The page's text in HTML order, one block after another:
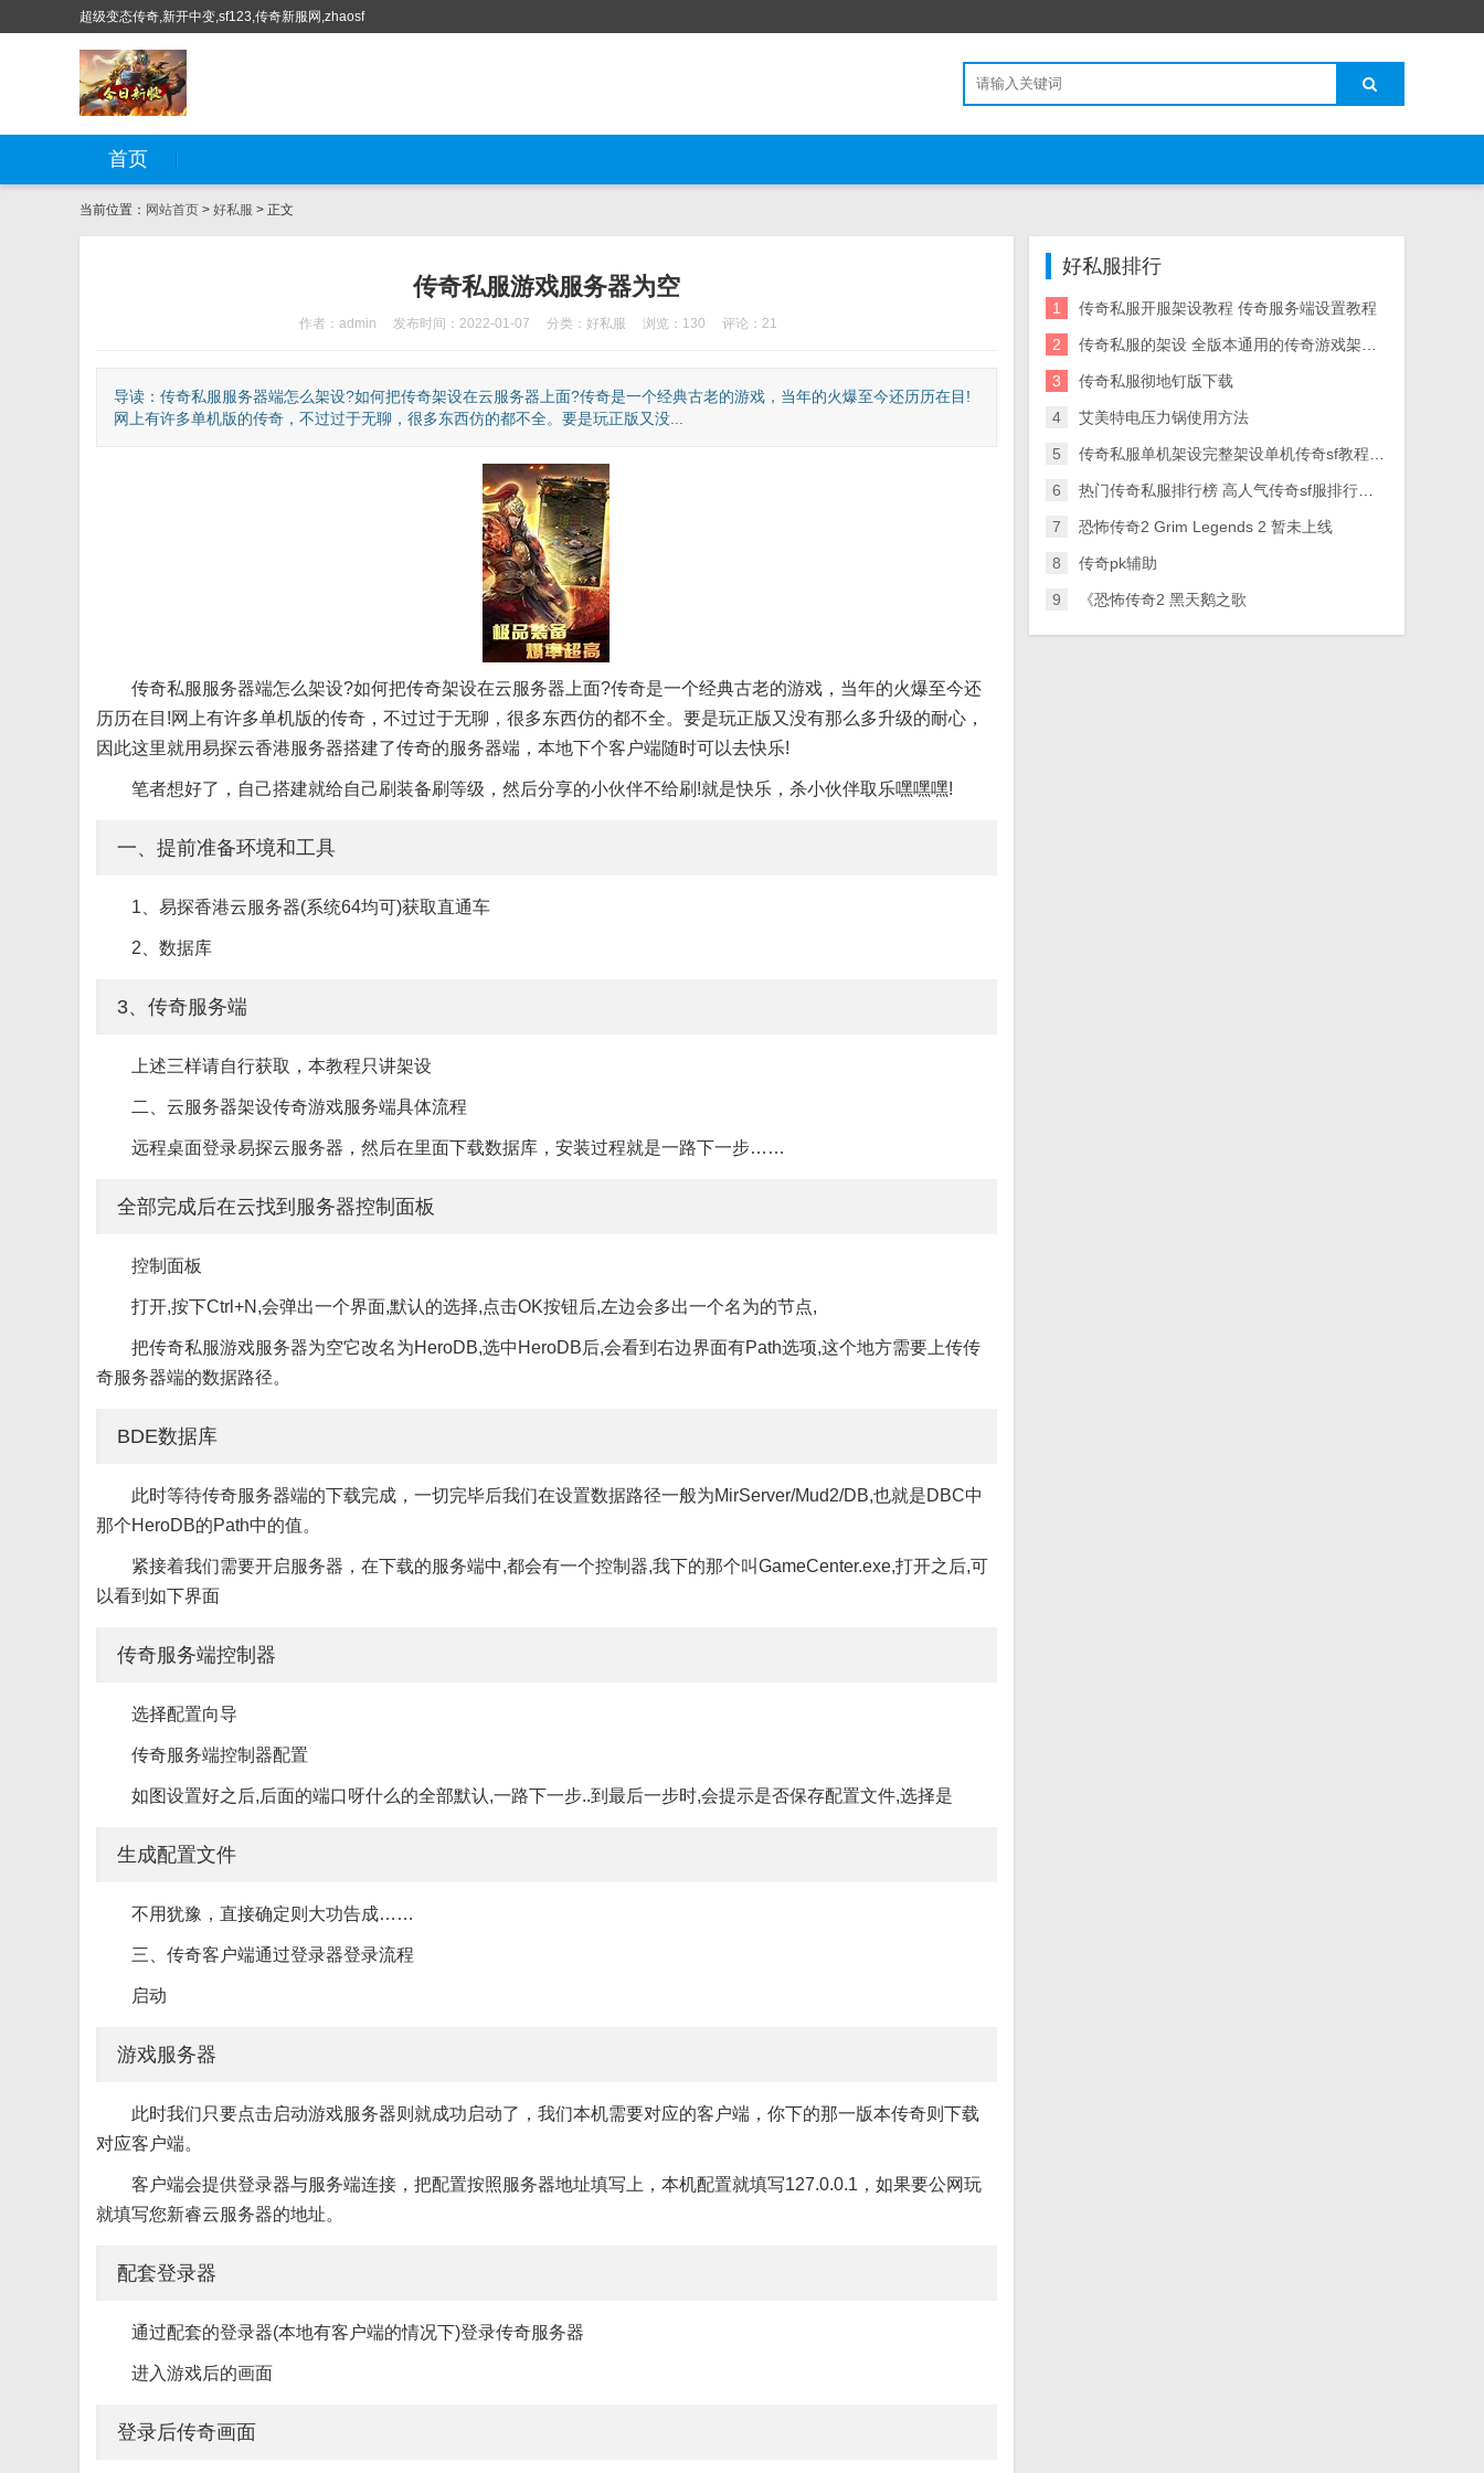
超级变态传奇,新开中变,sf123,传奇新服网,zhaosf
首页
当前位置： 网站首页 > 好私服 > 正文
传奇私服游戏服务器为空
作者：admin 发布时间：2022-01-07 分类： 好私服 浏览：130 评论：21
导读：传奇私服服务器端怎么架设?如何把传奇架设在云服务器上面?传奇是一个经典古老的游戏，当年的火爆至今还历历在目!
网上有许多单机版的传奇，不过过于无聊，很多东西仿的都不全。要是玩正版又没...
传奇私服服务器端怎么架设?如何把传奇架设在云服务器上面?传奇是一个经典古老的游戏，当年的火爆至今还
历历在目!网上有许多单机版的传奇，不过过于无聊，很多东西仿的都不全。要是玩正版又没有那么多升级的耐心，
因此这里就用易探云香港服务器搭建了传奇的服务器端，本地下个客户端随时可以去快乐!
笔者想好了，自己搭建就给自己刷装备刷等级，然后分享的小伙伴不给刷!就是快乐，杀小伙伴取乐嘿嘿嘿!
一、提前准备环境和工具
1、易探香港云服务器(系统64均可)获取直通车
2、数据库
3、传奇服务端
上述三样请自行获取，本教程只讲架设
二、云服务器架设传奇游戏服务端具体流程
远程桌面登录易探云服务器，然后在里面下载数据库，安装过程就是一路下一步……
全部完成后在云找到服务器控制面板
控制面板
打开,按下Ctrl+N,会弹出一个界面,默认的选择,点击OK按钮后,左边会多出一个名为的节点,
把传奇私服游戏服务器为空它改名为HeroDB,选中HeroDB后,会看到右边界面有Path选项,这个地方需要上传传
奇服务器端的数据路径。
BDE数据库
此时等待传奇服务器端的下载完成，一切完毕后我们在设置数据路径一般为MirServer/Mud2/DB,也就是DBC中
那个HeroDB的Path中的值。
紧接着我们需要开启服务器，在下载的服务端中,都会有一个控制器,我下的那个叫GameCenter.exe,打开之后,可
以看到如下界面
传奇服务端控制器
选择配置向导
传奇服务端控制器配置
如图设置好之后,后面的端口呀什么的全部默认,一路下一步..到最后一步时,会提示是否保存配置文件,选择是
生成配置文件
不用犹豫，直接确定则大功告成……
三、传奇客户端通过登录器登录流程
启动
游戏服务器
此时我们只要点击启动游戏服务器则就成功启动了，我们本机需要对应的客户端，你下的那一版本传奇则下载
对应客户端。
客户端会提供登录器与服务端连接，把配置按照服务器地址填写上，本机配置就填写127.0.0.1，如果要公网玩
就填写您新睿云服务器的地址。
配套登录器
通过配套的登录器(本地有客户端的情况下)登录传奇服务器
进入游戏后的画面
登录后传奇画面
好私服排行
1 传奇私服开服架设教程 传奇服务端设置教程
2 传奇私服的架设 全版本通用的传奇游戏架设教程
3 传奇私服彻地钉版下载
4 艾美特电压力锅使用方法
5 传奇私服单机架设完整架设单机传奇sf教程教程
6 热门传奇私服排行榜 高人气传奇sf服排行榜 18183Android游戏频道
7 恐怖传奇2 Grim Legends 2 暂未上线
8 传奇pk辅助
9 《恐怖传奇2 黑天鹅之歌